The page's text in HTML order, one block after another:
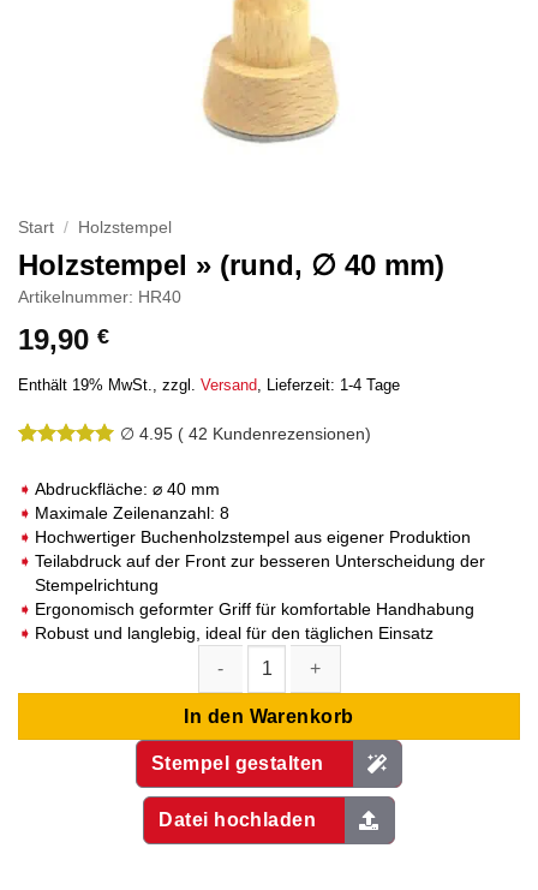
Start / Holzstempel
Holzstempel » (rund, ∅ 40 mm)
Artikelnummer: HR40
19,90 €
Enthält 19% MwSt. zzgl. Versand Lieferzeit: 1-4 Tage
mit
4.95
von 5,
basierend
auf
Kundenbewertungen
∅ 4.95( 42 Kundenrezensionen)
Abdruckfläche: ⌀ 40 mm
Maximale Zeilenanzahl: 8
Hochwertiger Buchenholzstempel aus eigener Produktion
Teilabdruck auf der Front zur besseren Unterscheidung der
Stempelrichtung
Ergonomisch geformter Griff für komfortable Handhabung
Robust und langlebig, ideal für den täglichen Einsatz
Holzstempel » (rund, ∅ 40 mm) Menge
In den Warenkorb
Stempel gestalten
Datei hochladen